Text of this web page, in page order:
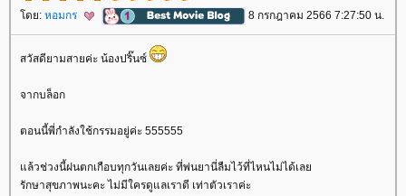
ดย: หอมกร 8 กรกฎาคม 2566 7:27:50 น.
สวัสดียามสายค่ะ น้องปริ๊นซ์
จากบล็อก
ตอนนี้พี่กำลังใช้กรรมอยู่ค่ะ 555555
ล้วช่วงนี้ฝนตกเกือบทุกวันเลยค่ะ ที่พ่นยานี่ลืมไว้ที่ไหนไม่ได้เล
รักษาสุขภาพนะคะ ไม่มีใครดูแลเราดี เท่าตัวเราค่ะ